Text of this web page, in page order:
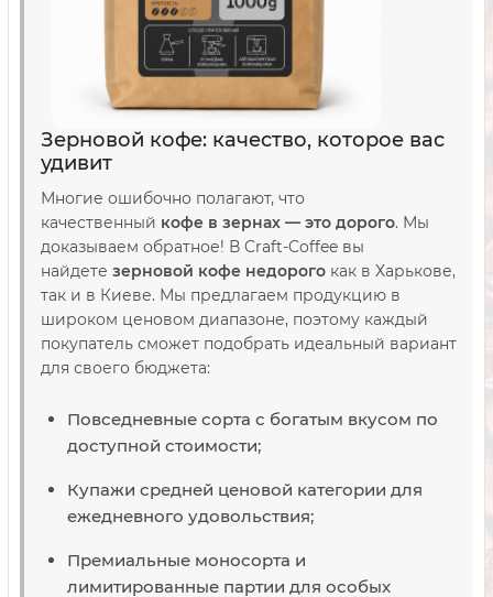
Зерновой кофе: качество, которое вас
удивит
Многие ошибочно полагают, что
качественный кофе в зернах — это дорого. Мы
доказываем обратное! В Craft-Coffee вы
найдете зерновой кофе недорого как в Харькове,
так и в Киеве. Мы предлагаем продукцию в
широком ценовом диапазоне, поэтому каждый
покупатель сможет подобрать идеальный вариант
для своего бюджета:
Повседневные сорта с богатым вкусом по
доступной стоимости;
Купажи средней ценовой категории для
ежедневного удовольствия;
Премиальные моносорта и
лимитированные партии для особых